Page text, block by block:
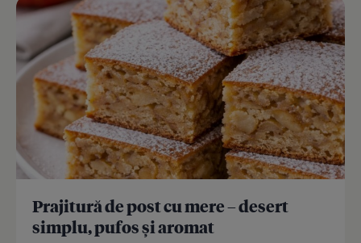
Prajitură de post cu mere – desert
simplu, pufos și aromat